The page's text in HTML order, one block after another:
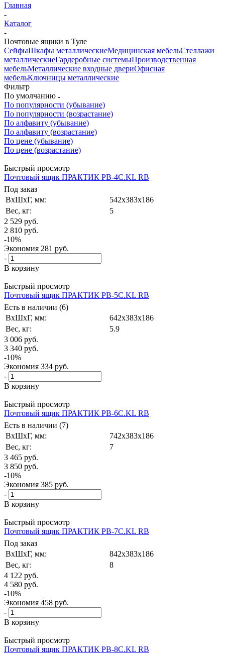
Главная
-
Каталог
-
Почтовые ящики в Туле
СейфыШкафы металлическиеМедицинская мебельСтеллажи
металлическиеГардеробные системыПроизводственная
мебельМеталлические входные двериОфисная
мебельКлючницы металлические
Фильтр
По умолчанию
По популярности (убывание)
По популярности (возрастание)
По алфавиту (убывание)
По алфавиту (возрастание)
По цене (убывание)
По цене (возрастание)
Быстрый просмотр
Почтовый ящик ПРАКТИК PB-4C.KL RВ
Под заказ
ВxШxГ, мм:
542x383x186
Вес, кг:
5
2 529 руб.
2 810 руб.
-10%
Экономия 281 руб.
-
В корзину
Быстрый просмотр
Почтовый ящик ПРАКТИК PB-5C.KL RВ
Есть в наличии (6)
ВxШxГ, мм:
642x383x186
Вес, кг:
5.9
3 006 руб.
3 340 руб.
-10%
Экономия 334 руб.
-
В корзину
Быстрый просмотр
Почтовый ящик ПРАКТИК PB-6C.KL RВ
Есть в наличии (7)
ВxШxГ, мм:
742x383x186
Вес, кг:
7
3 465 руб.
3 850 руб.
-10%
Экономия 385 руб.
-
В корзину
Быстрый просмотр
Почтовый ящик ПРАКТИК PB-7C.KL RВ
Под заказ
ВxШxГ, мм:
842x383x186
Вес, кг:
8
4 122 руб.
4 580 руб.
-10%
Экономия 458 руб.
-
В корзину
Быстрый просмотр
Почтовый ящик ПРАКТИК PB-8C.KL RВ